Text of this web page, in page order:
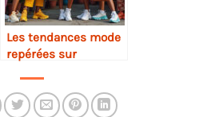
Les tendances mode
repérées sur